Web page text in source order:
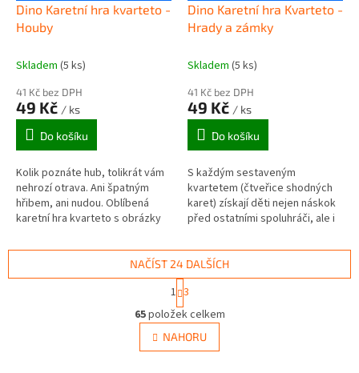
Dino Karetní hra kvarteto -
Houby
Skladem (5 ks)
41 Kč bez DPH
49 Kč / ks
Do košíku
Kolik poznáte hub, tolikrát vám
nehrozí otrava. Ani špatným
hřibem, ani nudou. Oblíbená
karetní hra kvarteto s obrázky
rozšíří houbařské obzory a...
Dino Karetní hra Kvarteto -
Hrady a zámky
Skladem (5 ks)
41 Kč bez DPH
49 Kč / ks
Do košíku
S každým sestaveným
kvartetem (čtveřice shodných
karet) získají děti nejen náskok
před ostatními spoluhráči, ale i
slavné památky České
republiky...
O
v
l
á
NAČÍST 24 DALŠÍCH
S
t
r
á
n
k
1 3
65položek celkem
NAHORU